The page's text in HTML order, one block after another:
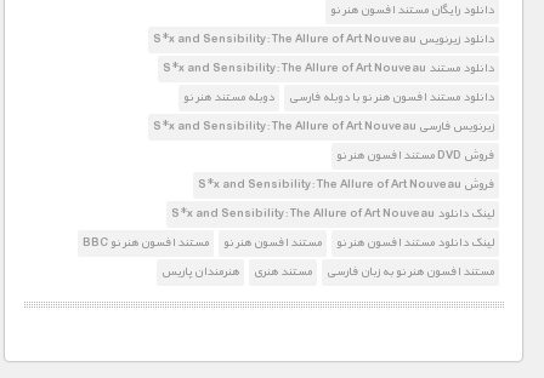
دانلود رایگان مستند افسون هنر نو
دانلود زیرنویس S*x and Sensibility: The Allure of Art Nouveau
دانلود مستند S*x and Sensibility: The Allure of Art Nouveau
دانلود مستند افسون هنر نو با دوبله فارسی
دوبله مستند هنر نو
زیرنویس فارسی S*x and Sensibility: The Allure of Art Nouveau
فروش DVD مستند افسون هنر نو
فروش S*x and Sensibility: The Allure of Art Nouveau
لینک دانلود S*x and Sensibility: The Allure of Art Nouveau
لینک دانلود مستند افسون هنر نو
مستند افسون هنر نو
مستند افسون هنر نو BBC
مستند افسون هنر نو به زبان فارسی
مستند هنری هنرمندان پاریس